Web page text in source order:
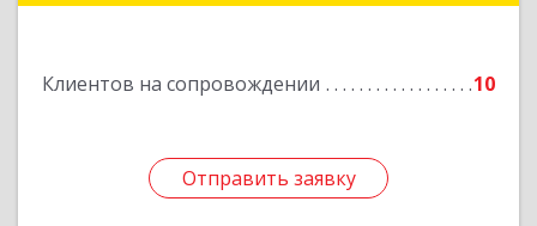
Клиентов на сопровождении 10
Отправить заявку
Отправить заявку